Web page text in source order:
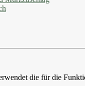
die für die